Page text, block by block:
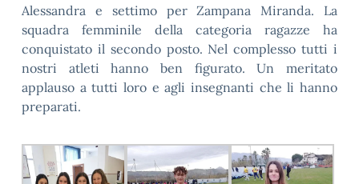
Alessandra e settimo per Zampana Miranda. La
squadra femminile della categoria ragazze ha
conquistato il secondo posto. Nel complesso tutti i
nostri atleti hanno ben figurato. Un meritato
applauso a tutti loro e agli insegnanti che li hanno
preparati.